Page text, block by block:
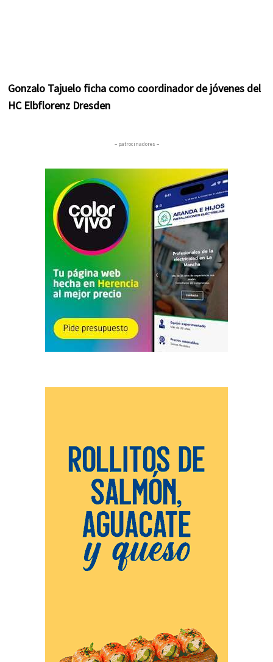
Gonzalo Tajuelo ficha como coordinador de jóvenes del
HC Elbflorenz Dresden
– patrocinadores –